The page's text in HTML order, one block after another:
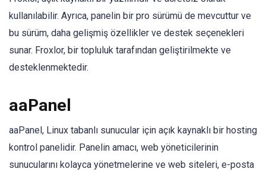
kullanılabilir. Ayrıca, panelin bir pro sürümü de mevcuttur ve
bu sürüm, daha gelişmiş özellikler ve destek seçenekleri
sunar. Froxlor, bir topluluk tarafından geliştirilmekte ve
desteklenmektedir.
aaPanel
aaPanel, Linux tabanlı sunucular için açık kaynaklı bir hosting
kontrol panelidir. Panelin amacı, web yöneticilerinin
sunucularını kolayca yönetmelerine ve web siteleri, e-posta